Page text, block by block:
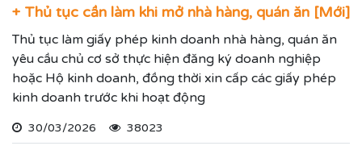
+ Thủ tục cần làm khi mở nhà hàng, quán ăn [Mới]
Thủ tục làm giấy phép kinh doanh nhà hàng, quán ăn
yêu cầu chủ cơ sở thực hiện đăng ký doanh nghiệp
hoặc Hộ kinh doanh, đồng thời xin cấp các giấy phép
kinh doanh trước khi hoạt động
30/03/2026 38023